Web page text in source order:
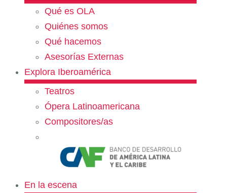
Qué es OLA
Quiénes somos
Qué hacemos
Asesorías Externas
Explora Iberoamérica
Teatros
Ópera Latinoamericana
Compositores/as
En la escena